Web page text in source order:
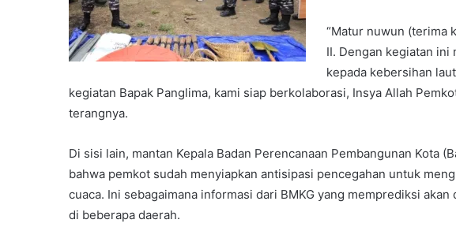
“Matur nuwun (terima
II. Dengan kegiatan ini
kepada kebersihan
kegiatan Bapak Panglima, kami siap berkolaborasi, Insya Allah
terangnya.
Di sisi lain, mantan Kepala Badan Perencanaan Pembangunan Kota
bahwa pemkot sudah menyiapkan antisipasi pencegahan untuk
cuaca. Ini sebagaimana informasi dari BMKG yang memprediksi
di beberapa daerah.